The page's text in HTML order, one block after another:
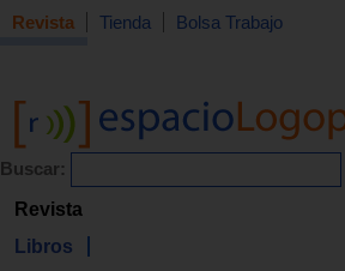
Revista Tienda Bolsa Trabajo
Buscar:
Revista
Libros